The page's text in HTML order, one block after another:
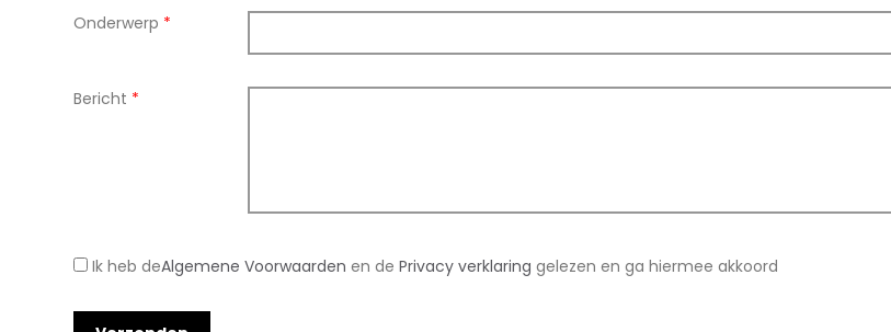
Onderwerp *
Bericht *
Ik heb deAlgemene Voorwaarden en de Privacy verklaring gelezen en ga hiermee akkoord